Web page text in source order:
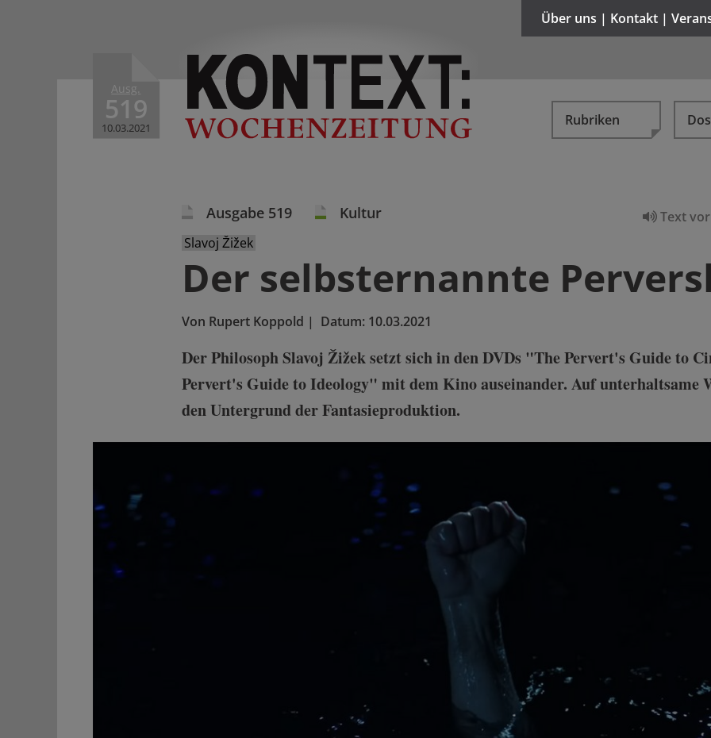
Ausg.
519
10.03.2021
Über uns | Kontakt |
Rubriken
Text
Ausgabe 519 Kultur
Slavoj Žižek
Der selbsternannte
Von Rupert Koppold | Datum: 10.03.2021
Der Philosoph Slavoj Žižek setzt sich in den DVDs "The Pervert's Guide to
Pervert's Guide to Ideology" mit dem Kino auseinander. Auf unterhaltsame
den Untergrund der Fantasieproduktion.